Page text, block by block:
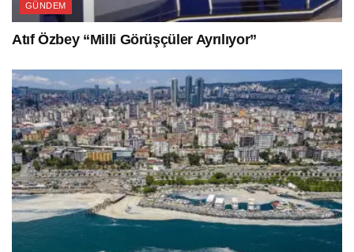
GÜNDEM
Atıf Özbey “Milli Görüşçüler Ayrılıyor”